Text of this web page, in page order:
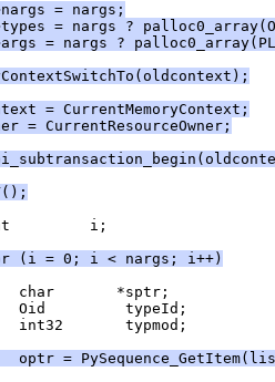
= nargs;
= nargs ?
= nargs ?
= CurrentMemoryContext;
= CurrentResourceOwner;
i;
(i = 0; i < nargs; i++)
char       *sptr;
Oid         typeId;
int32       typmod;
optr =